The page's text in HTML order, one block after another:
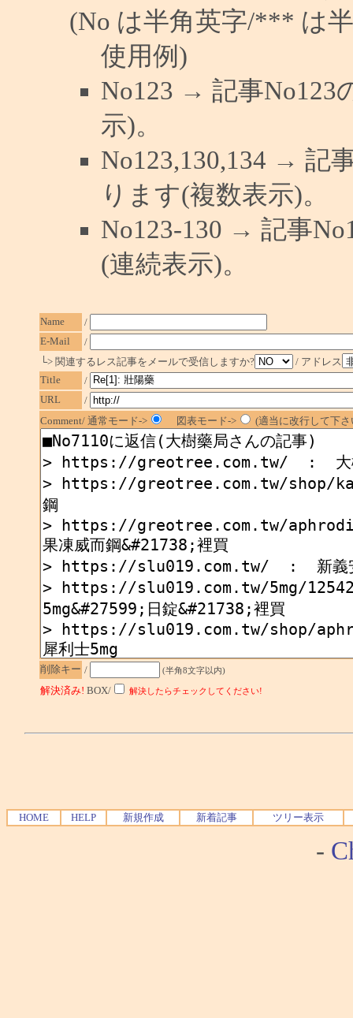
(No は半角英字/*** は
使用例)
No123 → 記事No123
示)。
No123,130,134 → 記
ります(複数表示)。
No123-130 → 記事
(連続表示)。
Name
/
E-Mail
/
└> 関連するレス記事をメールで受信しますか?
/ アドレス
Title
/
URL
/
Comment/ 通常モード->
図表モード-> (適当に改行して下
削除キー / (半角8文字以内)
解決済み! BOX/ 解決したらチェックしてください!
HOME HELP 新規作成 新着記事 ツリー表示
-